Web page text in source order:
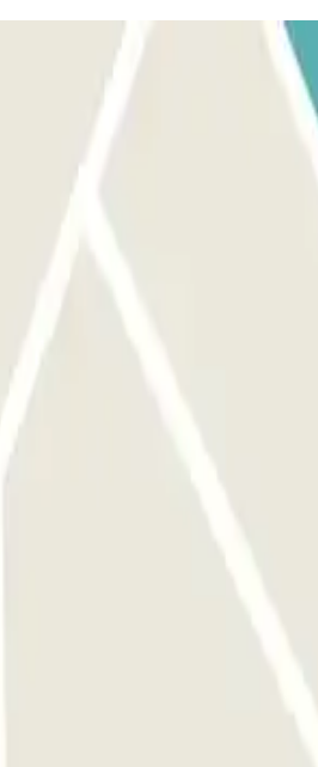
le personnel est absent, utilisez